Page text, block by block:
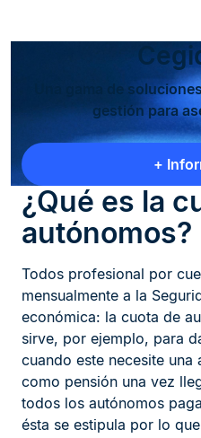
Una gama de
gestión para
+
¿Qué es la
autónomos?
Todos profesional por
mensualmente a la
económica: la cuota de
sirve, por ejemplo, para
cuando este necesite una
como pensión una vez
todos los autónomos
ésta se estipula por lo